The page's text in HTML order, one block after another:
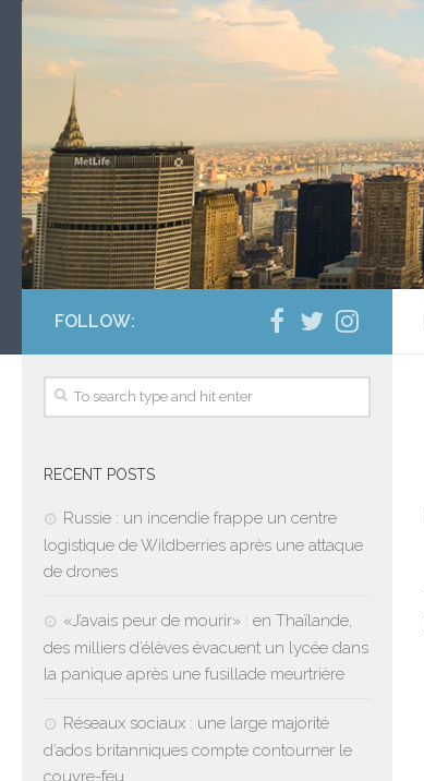
FOLLOW:
RECENT POSTS
Russie : un incendie frappe un centre
logistique de Wildberries après une attaque
de drones
«J’avais peur de mourir» : en Thaïlande,
des milliers d’élèves évacuent un lycée dans
la panique après une fusillade meurtrière
Réseaux sociaux : une large majorité
d’ados britanniques compte contourner le
couvre-feu